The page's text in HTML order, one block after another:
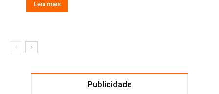
Leia mais
Publicidade